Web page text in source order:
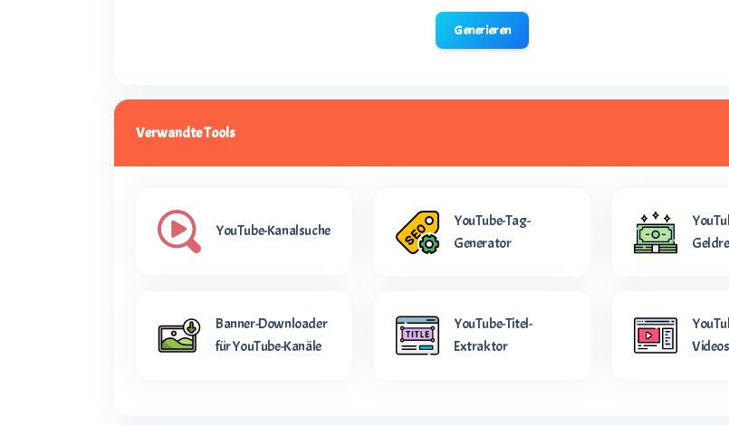
Generieren
Verwandte Tools
YouTube-Kanalsuche
YouTube-Tag-
Generator
Banner-Downloader
für YouTube-Kanäle
YouTube-Titel-
Extraktor